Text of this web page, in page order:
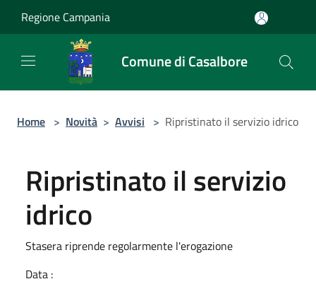
Regione Campania
Comune di Casalbore
Home > Novità > Avvisi > Ripristinato il servizio idrico
Ripristinato il servizio
idrico
Stasera riprende regolarmente l'erogazione
Data :